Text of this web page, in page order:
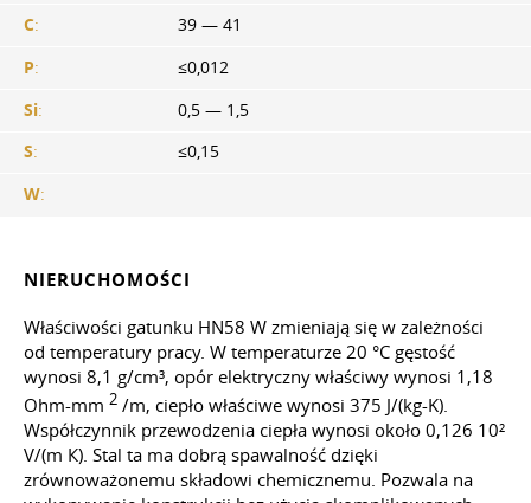
C:
39 — 41
P:
≤0,012
Si:
0,5 — 1,5
S:
≤0,15
W:
NIERUCHOMOŚCI
Właściwości gatunku HN58 W zmieniają się w zależności
od temperatury pracy. W temperaturze 20 °C gęstość
wynosi 8,1 g/cm³, opór elektryczny właściwy wynosi 1,18
Ohm-mm 2 /m, ciepło właściwe wynosi 375 J/(kg-K).
Współczynnik przewodzenia ciepła wynosi około 0,126 10²
V/(m К). Stal ta ma dobrą spawalność dzięki
zrównoważonemu składowi chemicznemu. Pozwala na